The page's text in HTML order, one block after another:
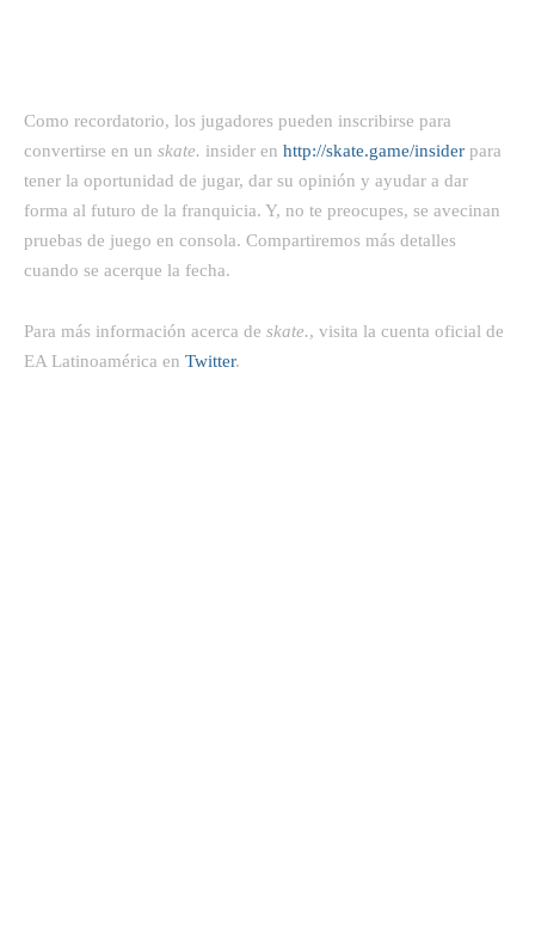
Como recordatorio, los jugadores pueden inscribirse para
convertirse en un skate. insider en http://skate.game/insider para
tener la oportunidad de jugar, dar su opinión y ayudar a dar
forma al futuro de la franquicia. Y, no te preocupes, se avecinan
pruebas de juego en consola. Compartiremos más detalles
cuando se acerque la fecha.
Para más información acerca de skate., visita la cuenta oficial de
EA Latinoamérica en Twitter.